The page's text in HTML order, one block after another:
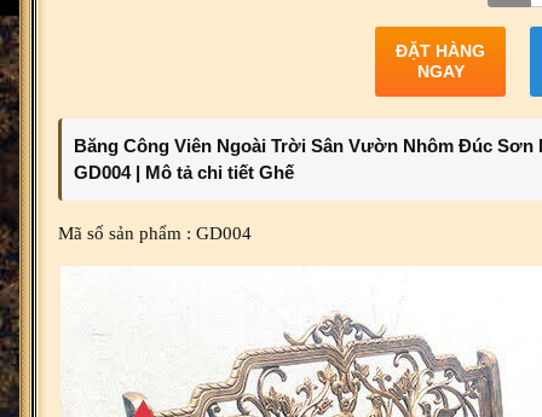
ĐẶT HÀNG
NGAY
Băng Công Viên Ngoài Trời Sân Vườn Nhôm Đúc Sơn
GD004 | Mô tả chi tiết Ghế
Mã số sản phẩm : GD004